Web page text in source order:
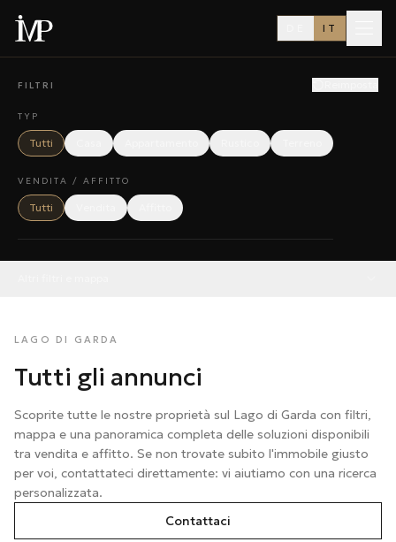
IT
FILTRI
TYP
Tutti
VENDITA / AFFITTO
Tutti
LAGO DI GARDA
Tutti gli annunci
Scoprite tutte le nostre proprietà sul Lago di Garda con filtri,
mappa e una panoramica completa delle soluzioni disponibili
tra vendita e affitto. Se non trovate subito l'immobile giusto
per voi, contattateci direttamente: vi aiutiamo con una ricerca
personalizzata.
Contattaci